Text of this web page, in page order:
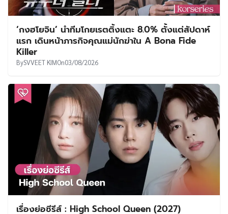
‘กงฮโยจิน’ นำทีมโกยเรตติ้งแตะ 8.0% ตั้งแต่สัปดาห์
แรก เดินหน้าภารกิจคุณแม่นักฆ่าใน A Bona Fide
Killer
BySVVEET KIMOn03/08/2026
เรื่องย่อซีรีส์ : High School Queen (2027)